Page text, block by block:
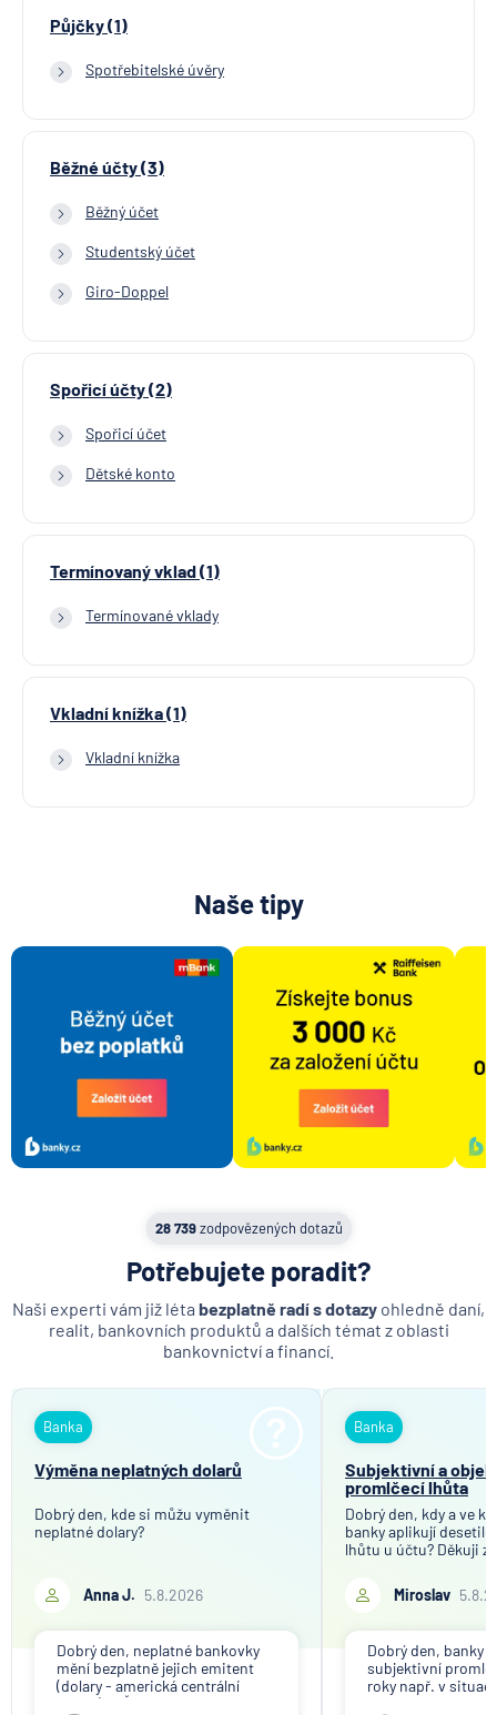
Půjčky (1)
Spotřebitelské úvěry
Běžné účty (3)
Běžný účet
Studentský účet
Giro-Doppel
Spořicí účty (2)
Spořicí účet
Dětské konto
Termínovaný vklad (1)
Termínované vklady
Vkladní knížka (1)
Vkladní knížka
Naše tipy
28 739zodpovězených dotazů
Potřebujete poradit?
Naši experti vám již léta bezplatně radí s dotazy ohledně daní,
realit, bankovních produktů a dalších témat z oblasti
bankovnictví a financí.
Banka
Výměna neplatných dolarů
Dobrý den, kde si můžu vyměnit
neplatné dolary?
Anna J. 5.8.2026
Dobrý den, neplatné bankovky
mění bezplatně jejich emitent
(dolary - americká centrální
banka). V ČR nikdo tuto službu
Banka
Subjektivní a
promlčecí lhůta
Dobrý den, kdy a ve
banky aplikují
lhůtu u účtu? Děkuji
Miroslav
Dobrý den, banky
subjektivní
roky např. v